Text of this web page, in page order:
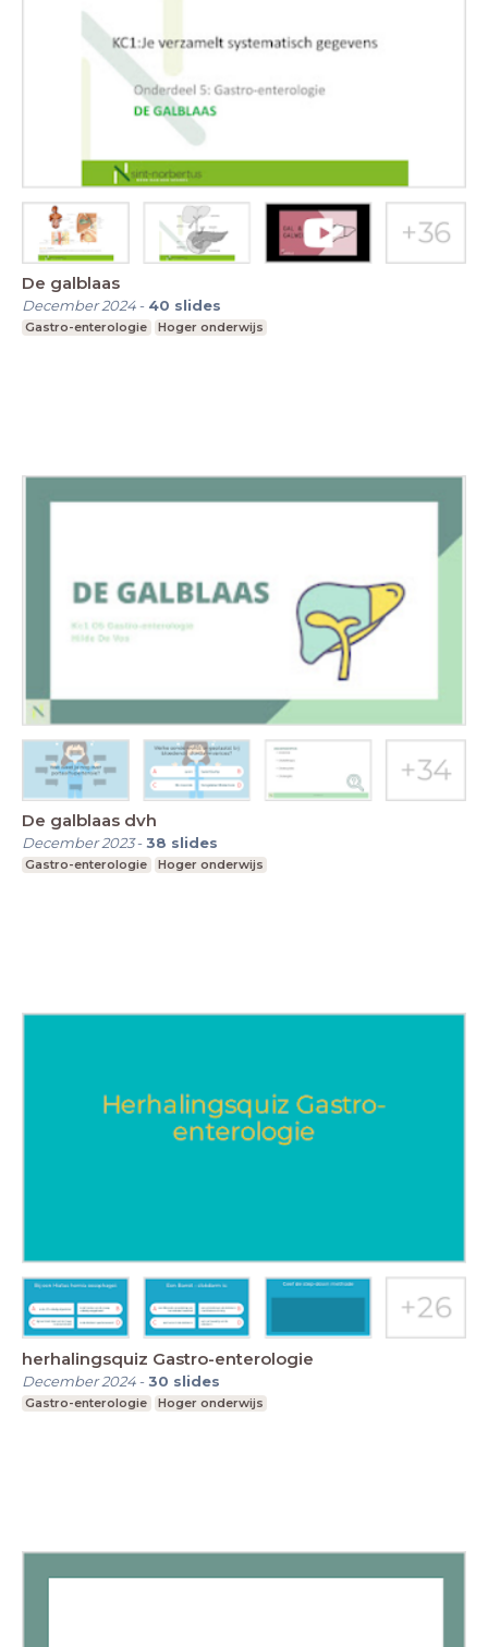
De galblaas
December 2024- 40 slides
Gastro-enterologie Hoger onderwijs
De galblaas dvh
December 2023-38 slides
Gastro-enterologie Hoger onderwijs
herhalingsquiz Gastro-enterologie
December 2024-30 slides
Gastro-enterologie Hoger onderwijs